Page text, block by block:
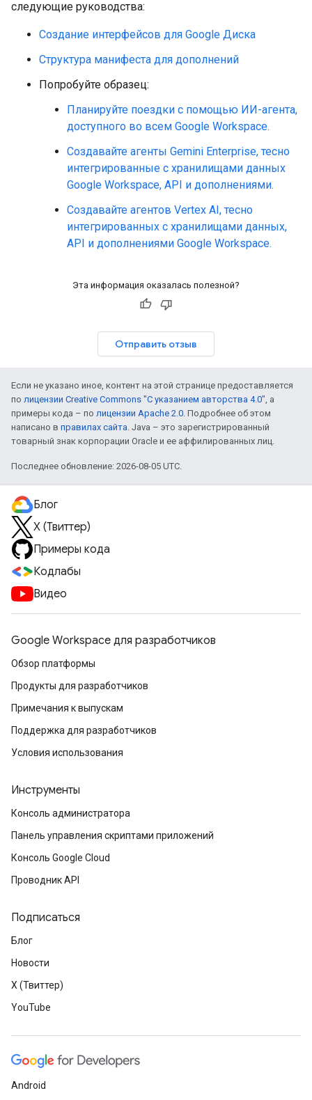
следующие руководства:
Создание интерфейсов для Google Диска
Структура манифеста для дополнений
Попробуйте образец:
Планируйте поездки с помощью ИИ-агента,
доступного во всем Google Workspace.
Создавайте агенты Gemini Enterprise, тесно
интегрированные с хранилищами данных
Google Workspace, API и дополнениями.
Создавайте агентов Vertex AI, тесно
интегрированных с хранилищами данных,
API и дополнениями Google Workspace.
Эта информация оказалась полезной?
Отправить отзыв
Если не указано иное, контент на этой странице предоставляется
по лицензии Creative Commons "С указанием авторства 4.0", а
примеры кода – по лицензии Apache 2.0. Подробнее об этом
написано в правилах сайта. Java – это зарегистрированный
товарный знак корпорации Oracle и ее аффилированных лиц.
Последнее обновление: 2026-08-05 UTC.
Блог
X (Твиттер)
Примеры кода
Кодлабы
Видео
Google Workspace для разработчиков
Обзор платформы
Продукты для разработчиков
Примечания к выпускам
Поддержка для разработчиков
Условия использования
Инструменты
Консоль администратора
Панель управления скриптами приложений
Консоль Google Cloud
Проводник API
Подписаться
Блог
Новости
X (Твиттер)
YouTube
Android